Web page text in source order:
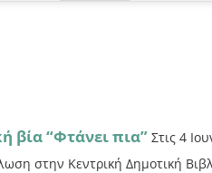
βία “Φτάνει πια” Στις 4
στην Κεντρική Δημοτική